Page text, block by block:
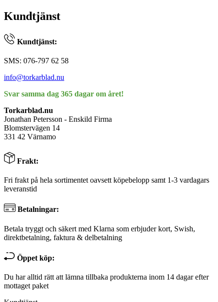
Kundtjänst
Kundtjänst:
SMS: 076-797 62 58
info@torkarblad.nu
Svar samma dag 365 dagar om året!
Torkarblad.nu
Jonathan Petersson - Enskild Firma
Blomstervägen 14
331 42 Värnamo
Frakt:
Fri frakt på hela sortimentet oavsett köpebelopp samt 1-3 vardagars
leveranstid
Betalningar:
Betala tryggt och säkert med Klarna som erbjuder kort, Swish,
direktbetalning, faktura & delbetalning
Öppet köp:
Du har alltid rätt att lämna tillbaka produkterna inom 14 dagar efter
mottaget paket